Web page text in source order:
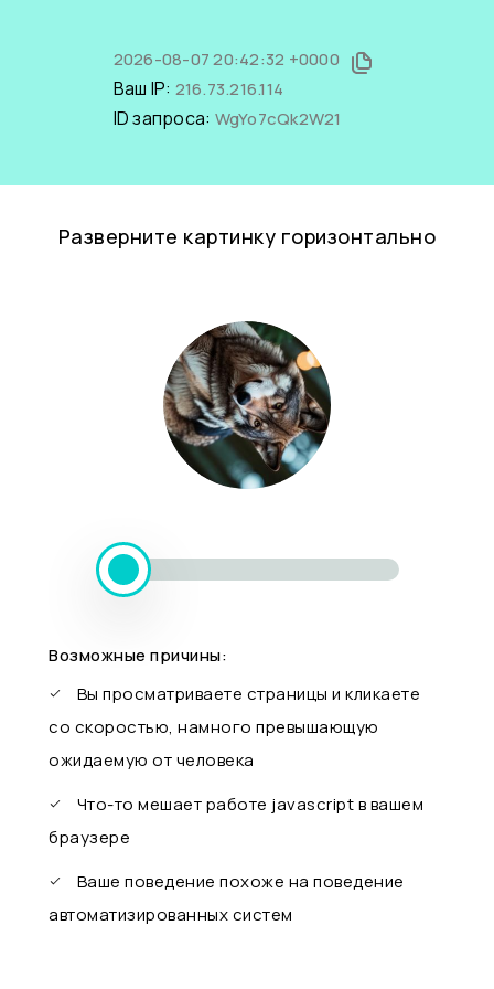
2026-08-07 20:42:32 +0000
Ваш IP: 216.73.216.114
ID запроса: WgYo7cQk2W21
Разверните картинку горизонтально
Возможные причины:
Вы просматриваете страницы и кликаете
со скоростью, намного превышающую
ожидаемую от человека
Что-то мешает работе javascript в вашем
браузере
Ваше поведение похоже на поведение
автоматизированных систем